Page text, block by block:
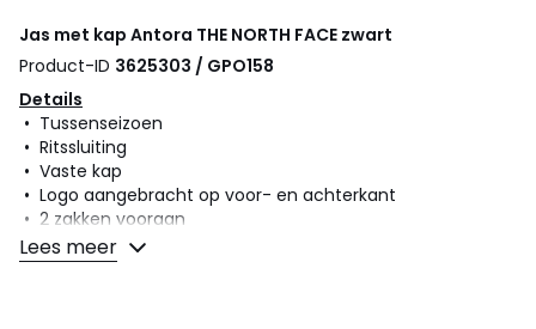
Jas met kap Antora THE NORTH FACE zwart
Product-ID 3625303 / GPO158
Details
• Tussenseizoen
• Ritssluiting
• Vaste kap
• Logo aangebracht op voor- en achterkant
• 2 zakken vooraan
• Elastische manchetten
• Lengte : Kort
Lees meer